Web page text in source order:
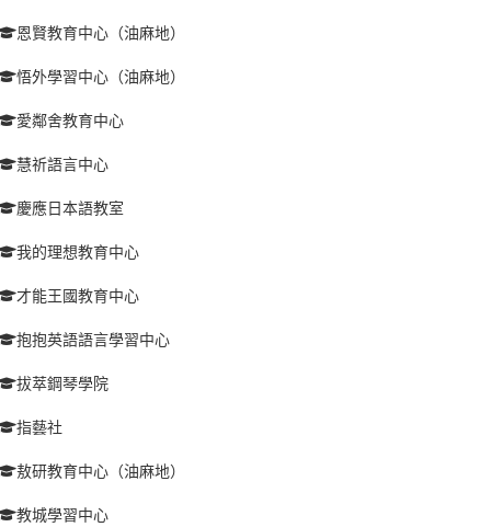
恩賢教育中心（油麻地）
悟外學習中心（油麻地）
愛鄰舍教育中心
慧祈語言中心
慶應日本語教室
我的理想教育中心
才能王國教育中心
抱抱英語語言學習中心
拔萃鋼琴學院
指藝社
敖研教育中心（油麻地）
教城學習中心